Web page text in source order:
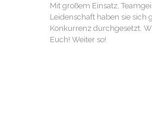
Mit großem Einsatz,
Leidenschaft haben sie sich
Konkurrenz durchgesetzt.
Euch! Weiter so!